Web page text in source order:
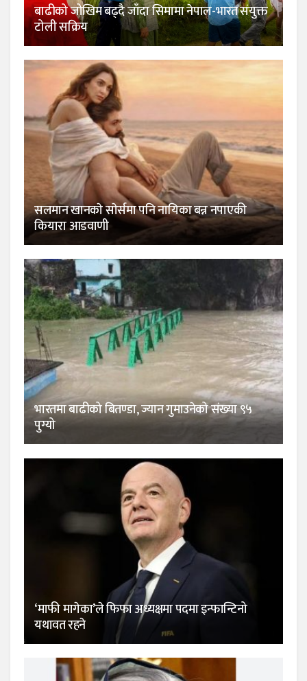
बाढीको जोखिम बढ्दै जाँदा सिमामा नेपाल-भारत संयुक्त
टोली सक्रिय
सलमान खानकाे साेर्समा पनि नायिका बन्न नपाएकी
कियारा आडवाणी
भारतमा बाढीको बितण्डा, ज्यान गुमाउनेको संख्या ९५
पुग्यो
‘माफी मागेका’ले फिफा अध्यक्षमा पदमा इन्फान्टिनो
यथावत रहने